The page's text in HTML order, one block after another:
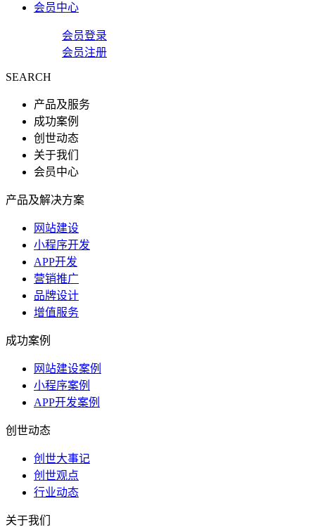
会员中心
会员登录
会员注册
SEARCH
产品及服务
成功案例
创世动态
关于我们
会员中心
产品及解决方案
网站建设
小程序开发
APP开发
营销推广
品牌设计
增值服务
成功案例
网站建设案例
小程序案例
APP开发案例
创世动态
创世大事记
创世观点
行业动态
关于我们